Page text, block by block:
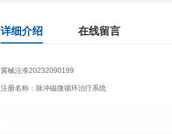
详细介绍 在线留言
冀械注准20232090199
注册名称：脉冲磁微循环治疗系统